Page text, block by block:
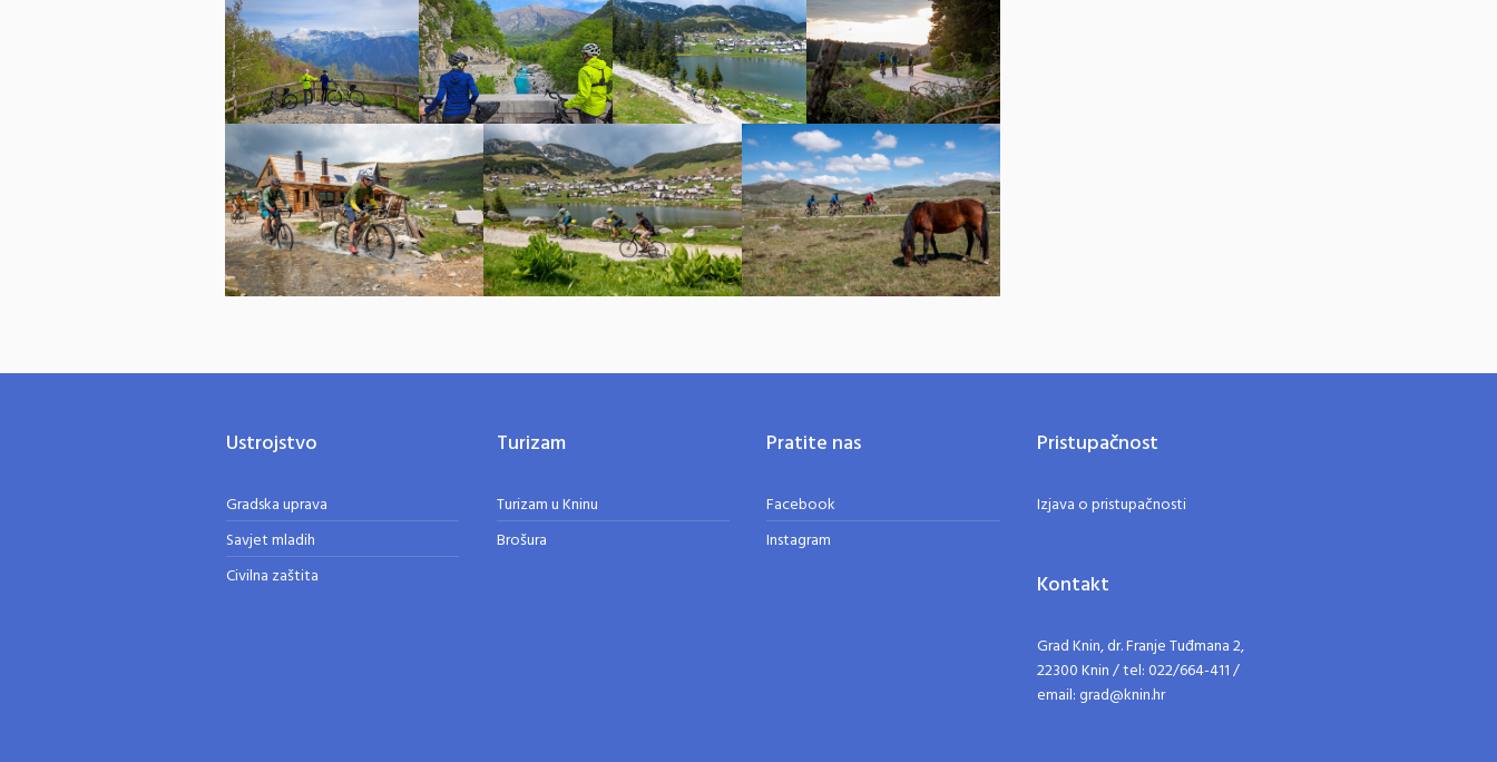
Ustrojstvo
Gradska uprava
Savjet mladih
Civilna zaštita
Turizam
Turizam u Kninu
Brošura
Pratite nas
Facebook
Instagram
Pristupačnost
Izjava o pristupačnosti
Kontakt
Grad Knin, dr. Franje Tuđmana 2,
22300 Knin / tel: 022/664-411 /
email: grad@knin.hr